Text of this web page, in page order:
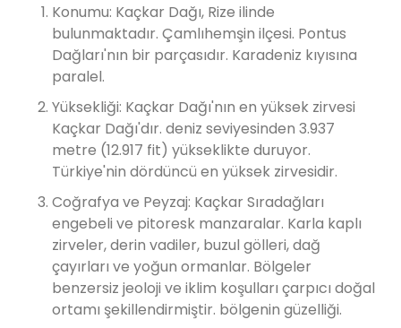
Konumu: Kaçkar Dağı, Rize ilinde
bulunmaktadır. Çamlıhemşin ilçesi. Pontus
Dağları'nın bir parçasıdır. Karadeniz kıyısına
paralel.
Yüksekliği: Kaçkar Dağı'nın en yüksek zirvesi
Kaçkar Dağı'dır. deniz seviyesinden 3.937
metre (12.917 fit) yükseklikte duruyor.
Türkiye'nin dördüncü en yüksek zirvesidir.
Coğrafya ve Peyzaj: Kaçkar Sıradağları
engebeli ve pitoresk manzaralar. Karla kaplı
zirveler, derin vadiler, buzul gölleri, dağ
çayırları ve yoğun ormanlar. Bölgeler
benzersiz jeoloji ve iklim koşulları çarpıcı doğal
ortamı şekillendirmiştir. bölgenin güzelliği.